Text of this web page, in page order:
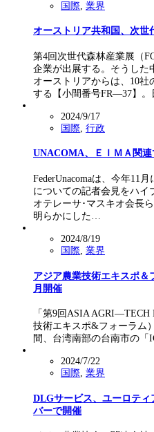
国際 業界
オーストリア共和国、次世
第4回次世代森林産業展（
企業が出展する。そうした
オーストリアからは、10
する【小間番号FR―37】。
2024/9/17
国際 行政
UNACOMA、ＥＩＭＡ関
FederUnacomaは、今年11
についての記者会見をハイ
オテレーサ･マスキオ会長
明らかにした…
2024/8/19
国際 業界
アジア農業技術エキスポ＆
月開催
「第9回ASIA
技術エキスポ&フォーラム
間、台湾南部の台南市の
2024/7/22
国際, 業界
DLGサービス、ユーロティ
バーで開催